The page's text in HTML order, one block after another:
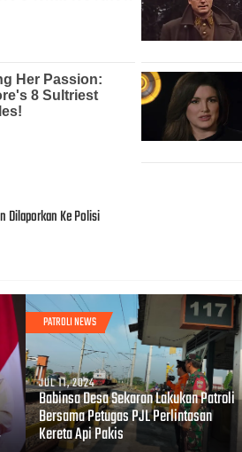
Dilaporkan Ke Polisi
PATROLI NEWS
JUL 11, 2024
Babinsa Desa Sekaran Lakukan Patroli
Bersama Petugas PJL Perlintasan
Kereta Api Pakis